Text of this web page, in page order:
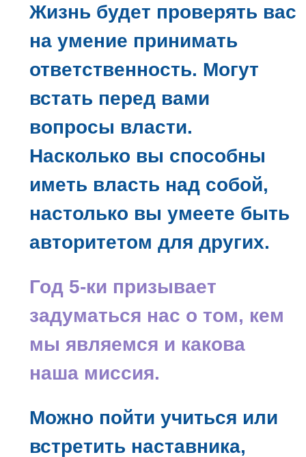
Жизнь будет проверять вас
на умение принимать
ответственность. Могут
встать перед вами
вопросы власти.
Насколько вы способны
иметь власть над собой,
настолько вы умеете быть
авторитетом для других.
Год 5-ки призывает
задуматься нас о том, кем
мы являемся и какова
наша миссия.
Можно пойти учиться или
встретить наставника,